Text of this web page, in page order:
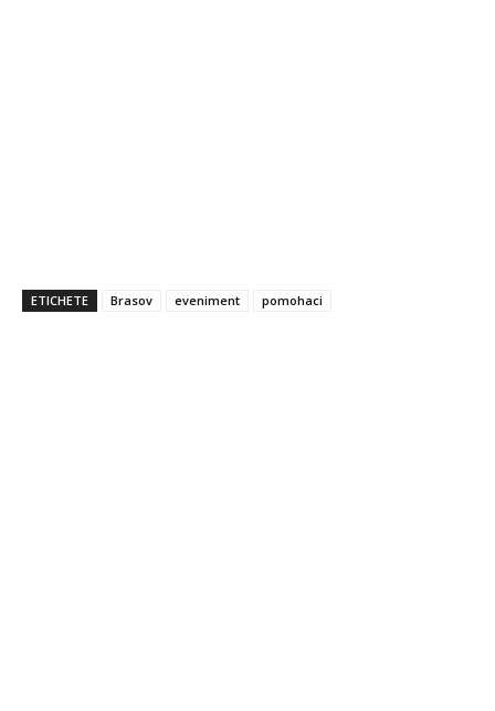
ETICHETE Brasov eveniment pomohaci